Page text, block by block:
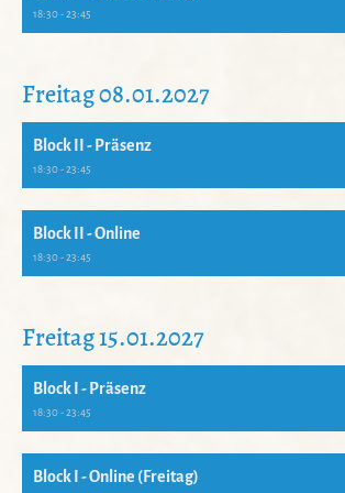
18:30 - 23:45
Freitag 08.01.2027
Block II - Präsenz
18:30 - 23:45
Block II - Online
18:30 - 23:45
Freitag 15.01.2027
Block I - Präsenz
18:30 - 23:45
Block I - Online (Freitag)